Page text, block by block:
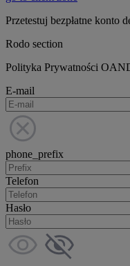
Przetestuj bezpłatne konto
Rodo section
Polityka Prywatności
E-mail
phone_prefix
Telefon
Hasło